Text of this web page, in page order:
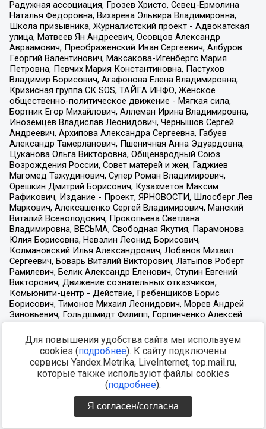
Для повышения удобства сайта мы используем
cookies (подробнее). К сайту подключены
сервисы Yandex.Metrika, LiveInternet, top.mail.ru,
которые также используют файлы cookies
(подробнее).
Я согласен/согласна